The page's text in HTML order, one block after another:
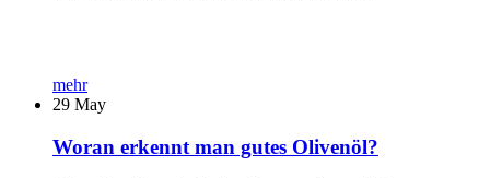
mehr
29 May
Woran erkennt man gutes Olivenöl?